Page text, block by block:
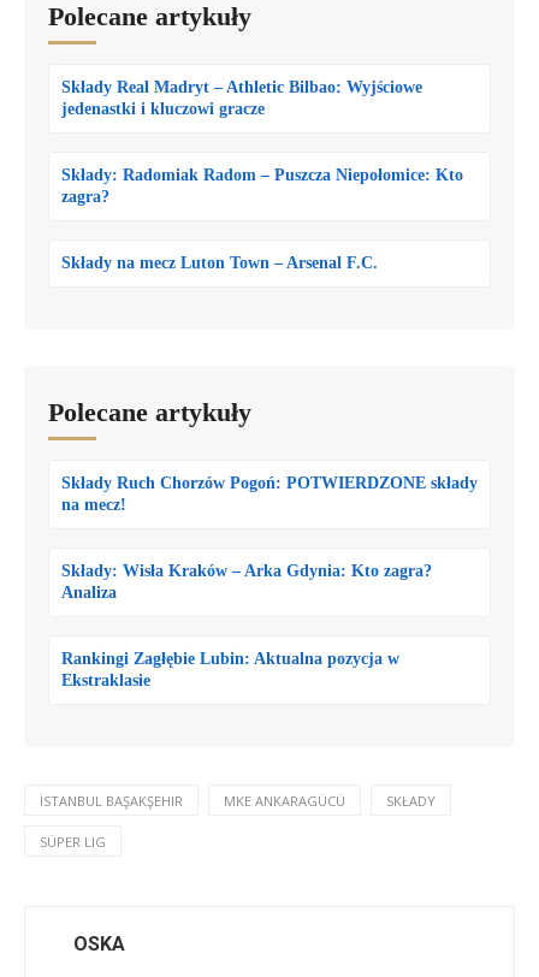
Polecane artykuły
Składy Real Madryt – Athletic Bilbao: Wyjściowe
jedenastki i kluczowi gracze
Składy: Radomiak Radom – Puszcza Niepołomice: Kto
zagra?
Składy na mecz Luton Town – Arsenal F.C.
Polecane artykuły
Składy Ruch Chorzów Pogoń: POTWIERDZONE składy
na mecz!
Składy: Wisła Kraków – Arka Gdynia: Kto zagra?
Analiza
Rankingi Zagłębie Lubin: Aktualna pozycja w
Ekstraklasie
İSTANBUL BAŞAKŞEHIR MKE ANKARAGÜCÜ SKŁADY
SÜPER LIG
OSKA